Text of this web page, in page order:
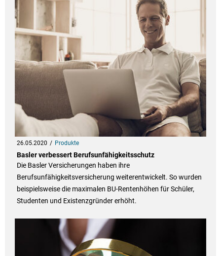
26.05.2020 Produkte
Basler verbessert Berufsunfähigkeitsschutz
Die Basler Versicherungen haben ihre
Berufsunfähigkeitsversicherung weiterentwickelt. So wurden
beispielsweise die maximalen BU-Rentenhöhen für Schüler,
Studenten und Existenzgründer erhöht.